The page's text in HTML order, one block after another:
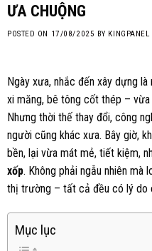
ƯA CHUỘNG
POSTED ON 17/08/2025 BY KINGPANEL
Ngày xưa, nhắc đến xây dựng
xi măng, bê tông cốt thép –
Nhưng thời thế thay đổi, công
người cũng khác xưa. Bây giờ,
bền, lại vừa mát mẻ, tiết kiệm,
xốp. Không phải ngẫu nhiên mà
thị trường – tất cả đều có lý do
Mục lục